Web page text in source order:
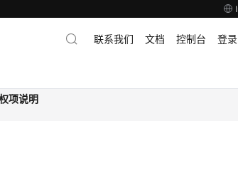
联系我们 文档 控制台 登录
项说明